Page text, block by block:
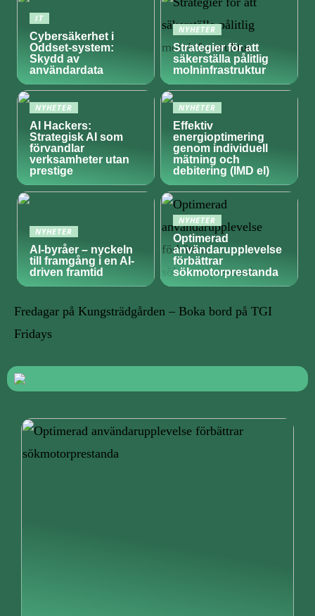
IT
Cybersäkerhet i
Oddset-system:
Skydd av
användardata
NYHETER
Strategier för att
säkerställa pålitlig
molninfrastruktur
NYHETER
AI Hackers:
Strategisk AI som
förvandlar
verksamheter utan
prestige
NYHETER
Effektiv
energioptimering
genom individuell
mätning och
debitering (IMD el)
NYHETER
AI-byråer – nyckeln
till framgång i en AI-
driven framtid
NYHETER
Optimerad
användarupplevelse
förbättrar
sökmotorprestanda
Fredagar på Kungsträdgården – Boka bord på TGI
Fridays